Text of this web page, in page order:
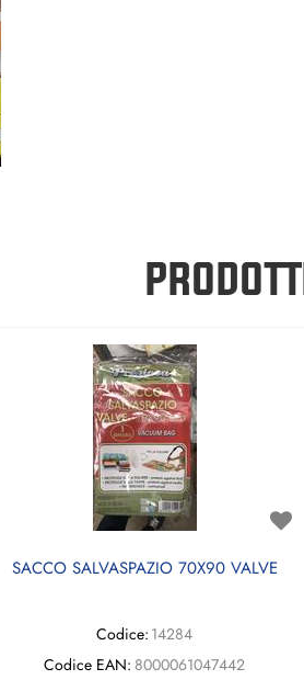
SACCO SALVASPAZIO 70X90 VALVE
Codice: 14284
Codice EAN: 8000061047442